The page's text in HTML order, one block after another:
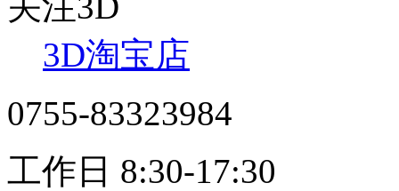
3D淘宝店
0755-83323984
工作日 8:30-17:30